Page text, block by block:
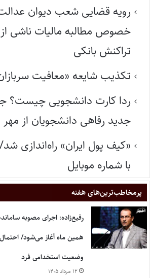
رویه قضایی شعب دیوان
خصوص مطالبه مالیات ناشی
تراکنش بانکی
تکذیب شایعه «معافیت
ردا کارت دانشجویی چیست؟
جدید رفاهی دانشجویان از مهر ۱۴۰۵
«کیف پول ایران» راه‌اندازی
با شماره موبایل
پر‌مخاطب‌ترین‌های هفته
رفیع‌زاده: اجرای مصوبه
همین ماه آغاز می‌شود/
وضعیت استخدامی فرد
۱۲ مرداد ۱۴۰۵